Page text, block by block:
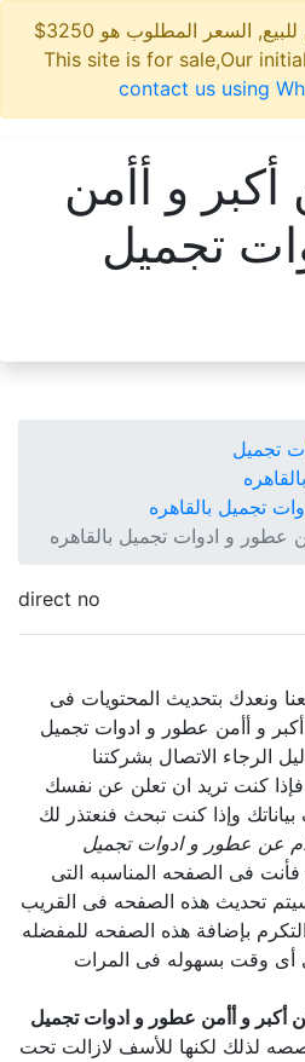
هذا الموقع معروض للبيع, السعر المطلوب هو 3250$
This site is for sale,Our
contact us using
و أأمن
تجميل
تجميل
تجميل بالقاهره
و ادوات تجميل بالقاهره
direct no
ونعدك بتحديث المحتويات فى
و أأمن عطور و ادوات تجميل
الرجاء الاتصال بشركتنا
فإذا كنت تريد ان تعلن عن نفسك
وإذا كنت تبحث فنعتذر لك
عن عطور و ادوات تجميل
فى الصفحه المناسبه التى
تحديث هذه الصفحه فى القريب
بإضافة هذه الصفحه للمفضله
وقت بسهوله فى المرات
و أأمن عطور و ادوات تجميل
لذلك لكنها للأسف لازالت تحت